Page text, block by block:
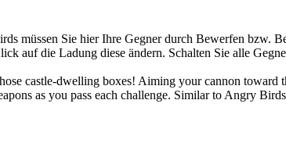
müssen Sie hier Ihre Gegner durch Bewerfen bzw.
auf die Ladung diese ändern. Schalten Sie alle
castle-dwelling boxes! Aiming your cannon
as you pass each challenge. Similar to Angry